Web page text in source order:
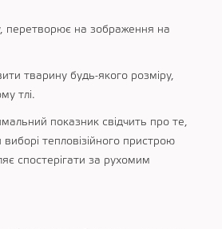
перетворює на зображення на
тварину будь-якого розміру,
тлі.
показник свідчить про те,
тепловізійного пристрою
спостерігати за рухомим